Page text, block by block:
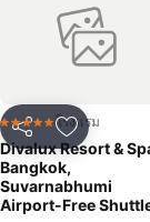
แชร์ เพิ่มในรา
5 ดาว โรงแรม
Divalux Resort &
Bangkok,
Suvarnabhumi
Airport-Free